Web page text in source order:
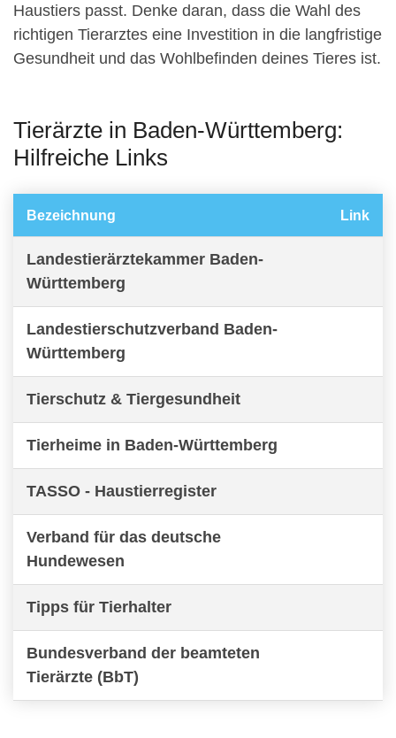
Haustiers passt. Denke daran, dass die Wahl des
richtigen Tierarztes eine Investition in die langfristige
Gesundheit und das Wohlbefinden deines Tieres ist.
Tierärzte in Baden-Württemberg:
Hilfreiche Links
Bezeichnung Link
Landestierärztekammer Baden-
Württemberg
Landestierschutzverband Baden-
Württemberg
Tierschutz & Tiergesundheit
Tierheime in Baden-Württemberg
TASSO - Haustierregister
Verband für das deutsche
Hundewesen
Tipps für Tierhalter
Bundesverband der beamteten
Tierärzte (BbT)